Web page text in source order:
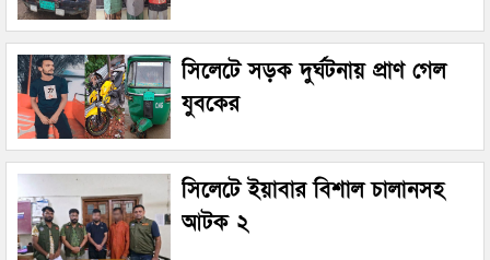
সিলেটে সড়ক দুর্ঘটনায় প্রাণ গেল
যুবকের
সিলেটে ইয়াবার বিশাল চালানসহ
আটক ২